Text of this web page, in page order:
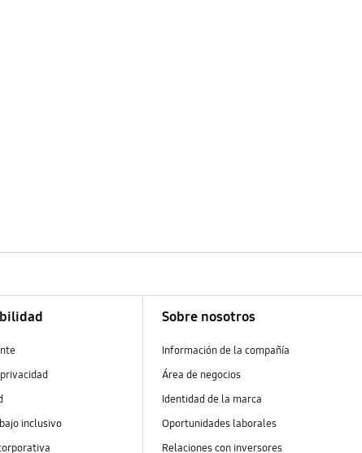
inclusivo
Sobre nosotros
Información de la compañía
Área de negocios
Identidad de la marca
Oportunidades laborales
Relaciones con inversores